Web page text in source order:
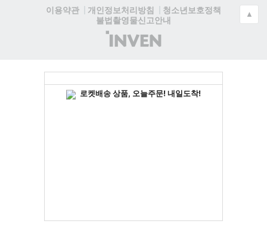
이용약관
개인정보처리방침
청소년보호정책
불법촬영물신고안내
(주)
인
▲